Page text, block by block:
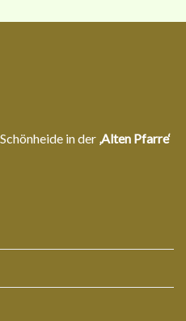
in der ‚Alten Pfarre‘